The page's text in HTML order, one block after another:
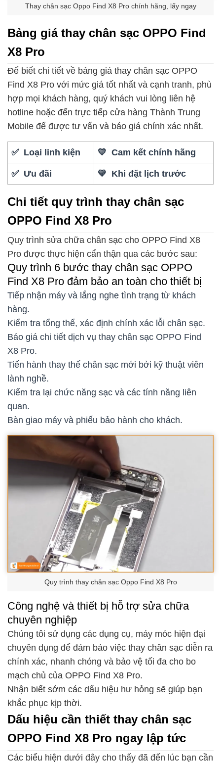
Thay chân sạc Oppo Find X8 Pro chính hãng, lấy ngay
Bảng giá thay chân sạc OPPO Find
X8 Pro
Để biết chi tiết về bảng giá thay chân sạc OPPO
Find X8 Pro với mức giá tốt nhất và cạnh tranh, phù
hợp mọi khách hàng, quý khách vui lòng liên hệ
hotline hoặc đến trực tiếp cửa hàng Thành Trung
Mobile để được tư vấn và báo giá chính xác nhất.
✅ Loại linh kiện 💛 Cam kết chính hãng
✅ Ưu đãi 💛 Khi đặt lịch trước
Chi tiết quy trình thay chân sạc
OPPO Find X8 Pro
Quy trình sửa chữa chân sạc cho OPPO Find X8
Pro được thực hiện cẩn thận qua các bước sau:
Quy trình 6 bước thay chân sạc OPPO
Find X8 Pro đảm bảo an toàn cho thiết bị
Tiếp nhận máy và lắng nghe tình trạng từ khách
hàng.
Kiểm tra tổng thể, xác định chính xác lỗi chân sạc.
Báo giá chi tiết dịch vụ thay chân sạc OPPO Find
X8 Pro.
Tiến hành thay thế chân sạc mới bởi kỹ thuật viên
lành nghề.
Kiểm tra lại chức năng sạc và các tính năng liên
quan.
Bàn giao máy và phiếu bảo hành cho khách.
Quy trình thay chân sạc Oppo Find X8 Pro
Công nghệ và thiết bị hỗ trợ sửa chữa
chuyên nghiệp
Chúng tôi sử dụng các dụng cụ, máy móc hiện đại
chuyên dụng để đảm bảo việc thay chân sạc diễn ra
chính xác, nhanh chóng và bảo vệ tối đa cho bo
mạch chủ của OPPO Find X8 Pro.
Nhận biết sớm các dấu hiệu hư hỏng sẽ giúp bạn
khắc phục kịp thời.
Dấu hiệu cần thiết thay chân sạc
OPPO Find X8 Pro ngay lập tức
Các biểu hiện dưới đây cho thấy đã đến lúc bạn cần